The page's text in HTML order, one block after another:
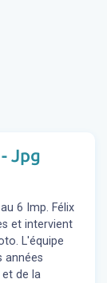
Jpg
6 Imp. Félix
et intervient
L'équipe
années
de la